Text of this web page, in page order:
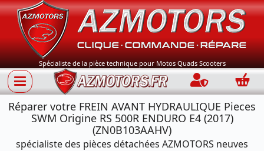
Spécialiste de la pièce technique pour Motos Quads Scooters
Connection
Réparer votre FREIN AVANT HYDRAULIQUE Pieces
SWM Origine RS 500R ENDURO E4 (2017)
(ZN0B103AAHV)
spécialiste des pièces détachées AZMOTORS neuves